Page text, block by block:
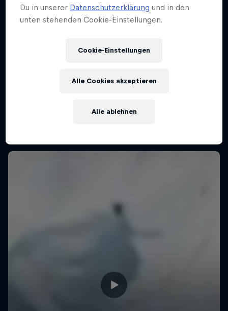
Alaska, USA
Du in unserer Datenschutzerklärung und in den
unten stehenden Cookie-Einstellungen.
Cookie-Einstellungen
Alle ablehnen
Alle Cookies akzeptieren